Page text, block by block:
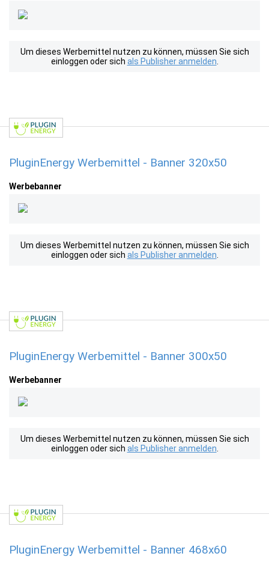
Um dieses Werbemittel nutzen zu können, müssen Sie sich
einloggen oder sich als Publisher anmelden
PluginEnergy Werbemittel - Banner 320x50
Werbebanner
Um dieses Werbemittel nutzen zu können, müssen Sie sich
einloggen oder sich als Publisher anmelden
PluginEnergy Werbemittel - Banner 300x50
Werbebanner
Um dieses Werbemittel nutzen zu können, müssen Sie sich
einloggen oder sich als Publisher anmelden
PluginEnergy Werbemittel - Banner 468x60